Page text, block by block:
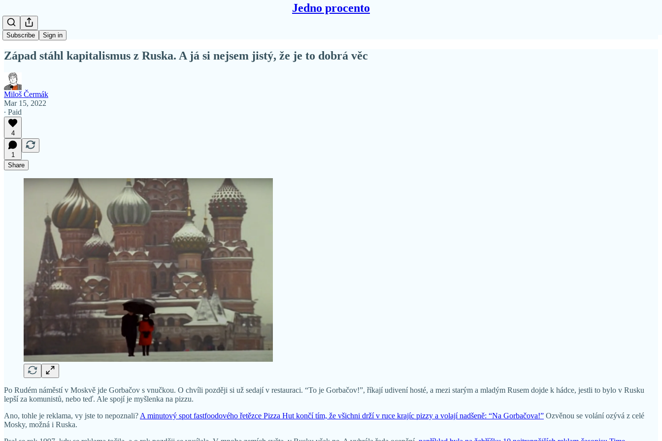
Jedno procento
Subscribe Sign in
Západ stáhl kapitalismus z Ruska. A já si nejsem jistý, že je to dobrá věc
Miloš Čermák
Mar 15, 2022
∙ Paid
4
1
Share
Po Rudém náměstí v Moskvě jde Gorbačov s vnučkou. O chvíli později si už sedají v restauraci. “To je Gorbačov!”, říkají udivení hosté, a mezi starým a mladým Rusem dojde k hádce, jestli to bylo v Rusku
lepší za komunistů, nebo teď. Ale spojí je myšlenka na pizzu.
Ano, tohle je reklama, vy jste to nepoznali? A minutový spot fastfoodového řetězce Pizza Hut končí tím, že všichni drží v ruce krajíc pizzy a volají nadšeně: “Na Gorbačova!” Ozvěnou se volání ozývá z celé
Mosky, možná i Ruska.